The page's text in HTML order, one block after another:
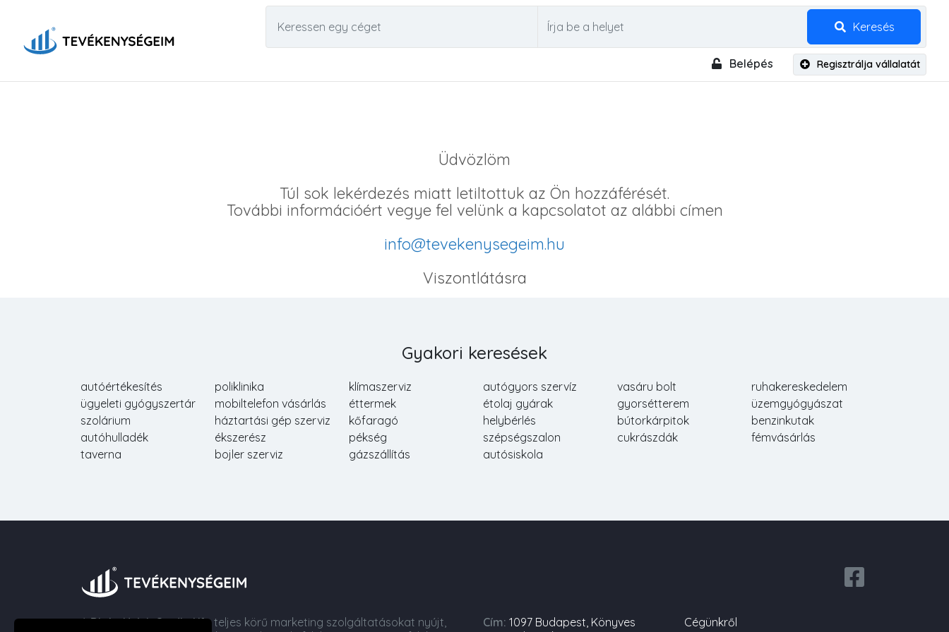
Keresés
Belépés Regisztrálja vállalatát
Üdvözlöm
Túl sok lekérdezés miatt letiltottuk az Ön hozzáférését.
További információért vegye fel velünk a kapcsolatot az alábbi címen
info@tevekenysegeim.hu
Viszontlátásra
Gyakori keresések
autóértékesítés poliklinika klímaszerviz autógyors szervíz vasáru bolt
ruhakereskedelem
ügyeleti gyógyszertár
mobiltelefon vásárlás éttermek étolaj gyárak gyorsétterem
üzemgyógyászat
szolárium
háztartási gép szerviz kőfaragó helybérlés bútorkárpitok
benzinkutak
autóhulladék
ékszerész pékség szépségszalon cukrászdák
fémvásárlás
taverna
bojler szerviz gázszállítás autósiskola
ADigital Web Studio Kft.teljes körű marketing szolgáltatásokat nyújt,
Cím: 1097 Budapest, Könyves
Cégünkről